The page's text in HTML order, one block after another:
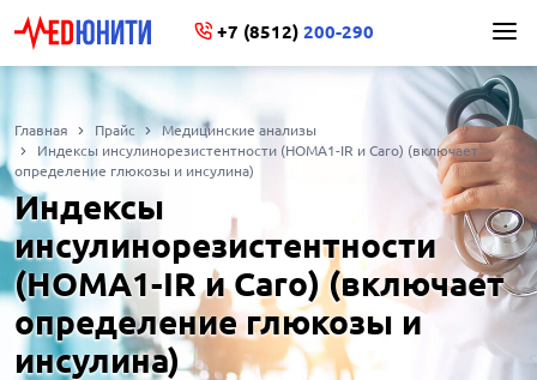
+7 (8512) 200-290
Главная Прайс
Медицинские анализы
Индексы инсулинорезистентности (НОМА1-IR и Caro) (включает
определение глюкозы и инсулина)
Индексы
инсулинорезистентности
(НОМА1-IR и Caro) (включает
определение глюкозы и
инсулина)